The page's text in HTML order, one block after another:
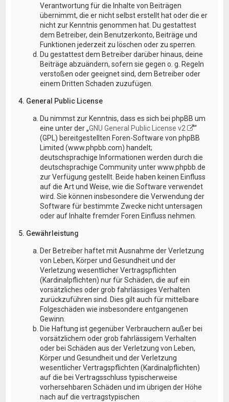
Verantwortung für die Inhalte von Beiträgen
übernimmt, die er nicht selbst erstellt hat oder die er
nicht zur Kenntnis genommen hat. Du gestattest
dem Betreiber, dein Benutzerkonto, Beiträge und
Funktionen jederzeit zu löschen oder zu sperren.
Du gestattest dem Betreiber darüber hinaus, deine
Beiträge abzuändern, sofern sie gegen o. g. Regeln
verstoßen oder geeignet sind, dem Betreiber oder
einem Dritten Schaden zuzufügen.
4. General Public License
Du nimmst zur Kenntnis, dass es sich bei phpBB um
eine unter der „GNU General Public License v2
“
(GPL) bereitgestellten Foren-Software von phpBB
Limited (www.phpbb.com) handelt;
deutschsprachige Informationen werden durch die
deutschsprachige Community unter www.phpbb.de
zur Verfügung gestellt. Beide haben keinen Einfluss
auf die Art und Weise, wie die Software verwendet
wird. Sie können insbesondere die Verwendung der
Software für bestimmte Zwecke nicht untersagen
oder auf Inhalte fremder Foren Einfluss nehmen.
5. Gewährleistung
Der Betreiber haftet mit Ausnahme der Verletzung
von Leben, Körper und Gesundheit und der
Verletzung wesentlicher Vertragspflichten
(Kardinalpflichten) nur für Schäden, die auf ein
vorsätzliches oder grob fahrlässiges Verhalten
zurückzuführen sind. Dies gilt auch für mittelbare
Folgeschäden wie insbesondere entgangenen
Gewinn.
Die Haftung ist gegenüber Verbrauchern außer bei
vorsätzlichem oder grob fahrlässigem Verhalten
oder bei Schäden aus der Verletzung von Leben,
Körper und Gesundheit und der Verletzung
wesentlicher Vertragspflichten (Kardinalpflichten)
auf die bei Vertragsschluss typischerweise
vorhersehbaren Schäden und im übrigen der Höhe
nach auf die vertragstypischen